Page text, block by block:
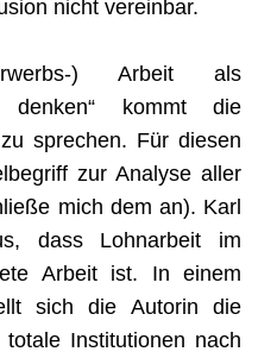
nicht vereinbar.
) Arbeit als
denken“ kommt die
sprechen. Für diesen
zur Analyse aller
mich dem an). Karl
dass Lohnarbeit im
Arbeit ist. In einem
sich die Autorin die
Institutionen nach